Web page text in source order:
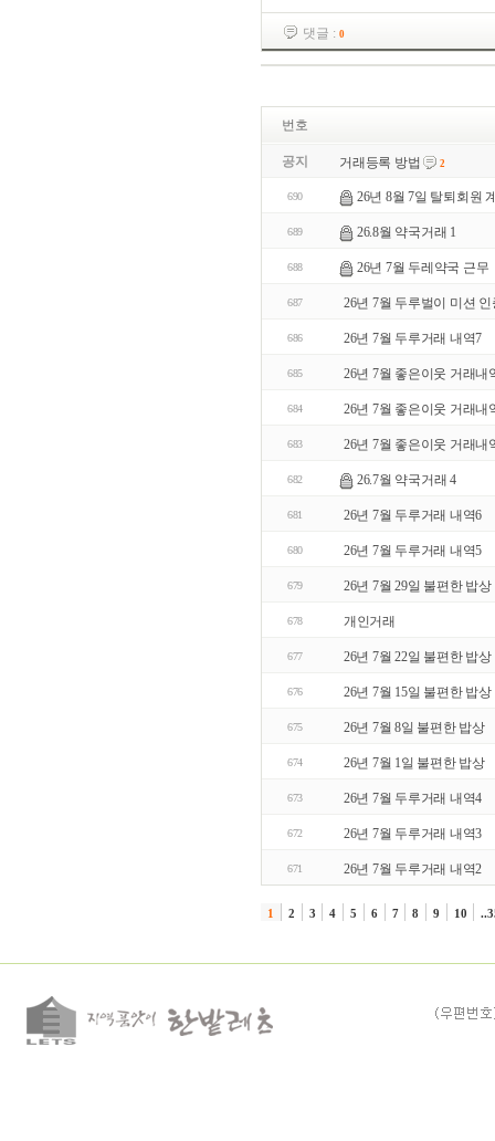
댓글 : 0
번호
공지 거래등록 방법 2
690 26년 8월 7일 탈퇴회원
689 26.8월 약국거래 1
688 26년 7월 두레약국 근무
687 26년 7월 두루벌이 미션 인
686 26년 7월 두루거래 내역7
685 26년 7월 좋은이웃 거래내
684 26년 7월 좋은이웃 거래내
683 26년 7월 좋은이웃 거래내
682 26.7월 약국거래 4
681 26년 7월 두루거래 내역6
680 26년 7월 두루거래 내역5
679 26년 7월 29일 불편한 밥상
678 개인거래
677 26년 7월 22일 불편한 밥상
676 26년 7월 15일 불편한 밥상
675 26년 7월 8일 불편한 밥상
674 26년 7월 1일 불편한 밥상
673 26년 7월 두루거래 내역4
672 26년 7월 두루거래 내역3
671 26년 7월 두루거래 내역2
1 2 3 4 5 6 7 8 9 10